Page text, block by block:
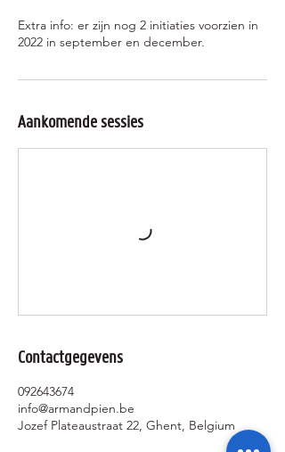
Extra info: er zijn nog 2 initiaties voorzien in
2022 in september en december.
Aankomende sessies
Contactgegevens
092643674
info@armandpien.be
Jozef Plateaustraat 22, Ghent, Belgium